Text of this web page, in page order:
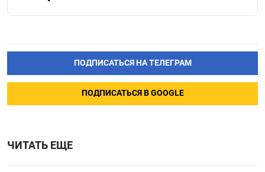
ПОДПИСАТЬСЯ НА ТЕЛЕГРАМ
ПОДПИСАТЬСЯ В GOOGLE
ЧИТАТЬ ЕЩЕ